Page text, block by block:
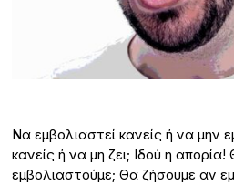
Να εμβολιαστεί κανείς ή να μην
κανείς ή να μη ζει; Ιδού η
εμβολιαστούμε; Θα ζήσουμε αν